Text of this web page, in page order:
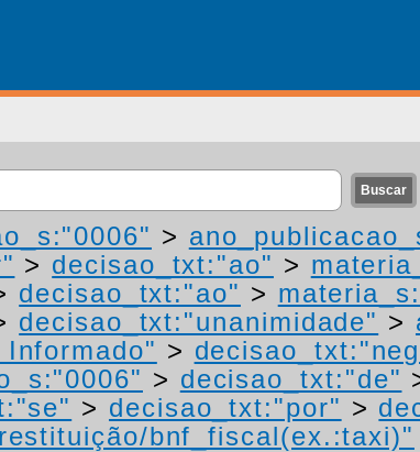
>
> decisao_txt:"ao" >
decisao_txt:"ao" >
decisao_txt:"unanimidade" >
>
> decisao_txt:"de"
> decisao_txt:"por" >
bnf_fiscal(ex.:taxi)"